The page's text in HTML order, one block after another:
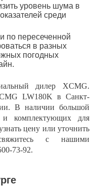
уровень шума в
среди
по пересеченной
в разных
погодных
дилер XCMG.
LW180K в Санкт-
В наличии большой
и комплектующих для
цену или уточнить
с нашими
73-92.